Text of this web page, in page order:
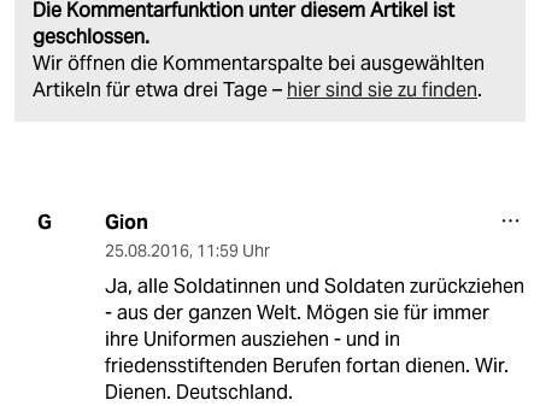
Die Kommentarfunktion unter diesem Artikel ist
geschlossen.
Wir öffnen die Kommentarspalte bei ausgewählten
Artikeln für etwa drei Tage – hier sind sie zu finden.
G Gion
25.08.2016, 11:59 Uhr
Ja, alle Soldatinnen und Soldaten zurückziehen
- aus der ganzen Welt. Mögen sie für immer
ihre Uniformen ausziehen - und in
friedensstiftenden Berufen fortan dienen. Wir.
Dienen. Deutschland.